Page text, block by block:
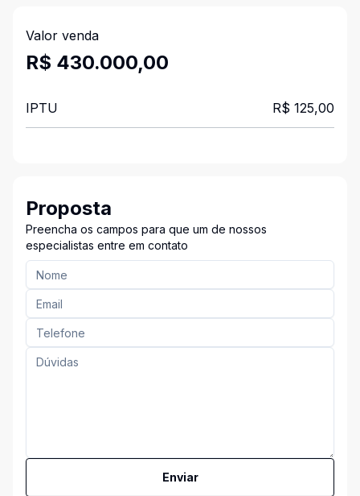
Valor venda
R$ 430.000,00
IPTU R$ 125,00
Proposta
Preencha os campos para que um de nossos
especialistas entre em contato
Enviar